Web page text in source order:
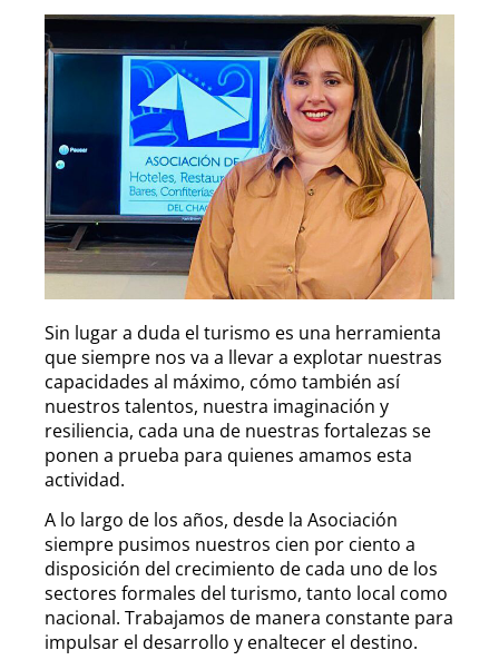
Sin lugar a duda el turismo es una herramienta
que siempre nos va a llevar a explotar nuestras
capacidades al máximo, cómo también así
nuestros talentos, nuestra imaginación y
resiliencia, cada una de nuestras fortalezas se
ponen a prueba para quienes amamos esta
actividad.
A lo largo de los años, desde la Asociación
siempre pusimos nuestros cien por ciento a
disposición del crecimiento de cada uno de los
sectores formales del turismo, tanto local como
nacional. Trabajamos de manera constante para
impulsar el desarrollo y enaltecer el destino.